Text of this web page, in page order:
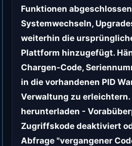
Funktionen
Systemwechseln,
weiterhin die
Plattform hinzugefügt.
Chargen-Code,
in die vorhandenen PID
Verwaltung zu
herunterladen -
Zugriffskode deaktiviert
Abfrage "vergangener